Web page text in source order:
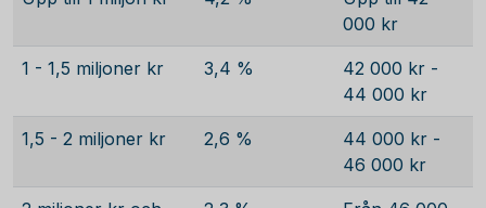
000 kr
1 - 1,5 miljoner kr 3,4 %
42 000 kr -
44 000 kr
1,5 - 2 miljoner kr 2,6 %
44 000 kr -
46 000 kr